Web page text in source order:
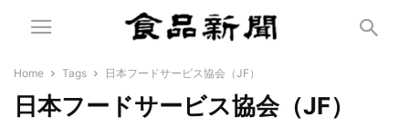
Home Tags 日本フードサービス協会（JF）
日本フードサービス協会（JF）